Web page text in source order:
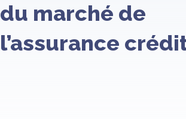
du marché de
l’assurance